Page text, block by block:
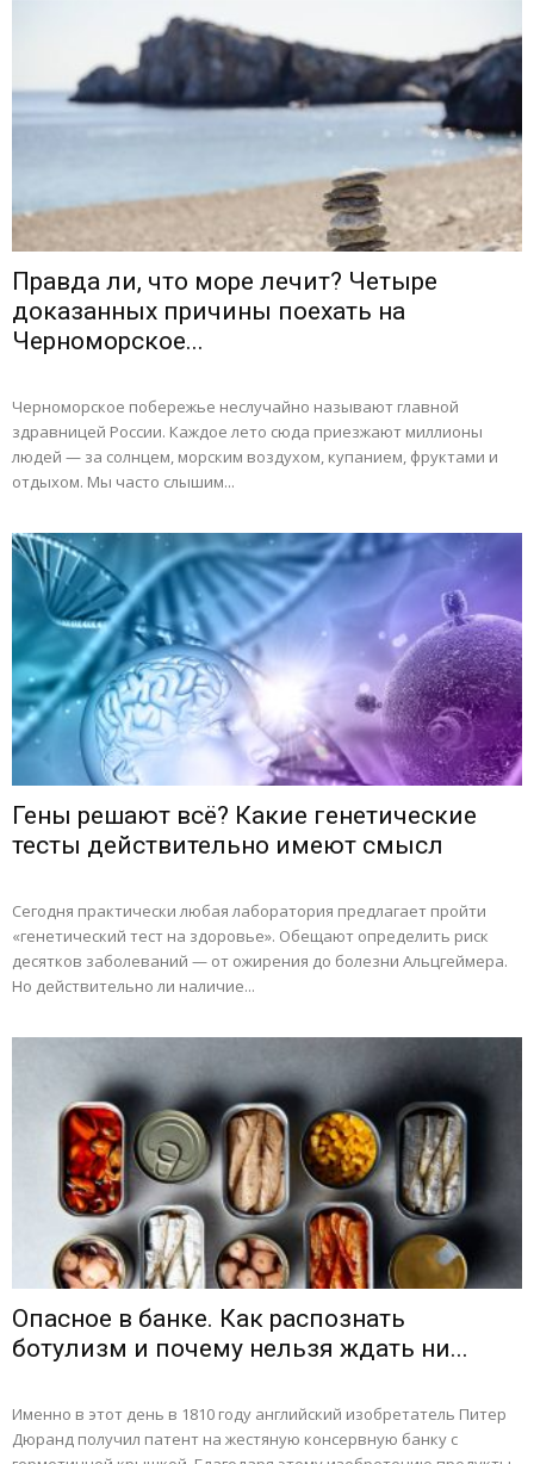
Правда ли, что море лечит? Четыре
доказанных причины поехать на
Черноморское...
Черноморское побережье неслучайно называют главной
здравницей России. Каждое лето сюда приезжают миллионы
людей — за солнцем, морским воздухом, купанием, фруктами и
отдыхом. Мы часто слышим...
Гены решают всё? Какие генетические
тесты действительно имеют смысл
Сегодня практически любая лаборатория предлагает пройти
«генетический тест на здоровье». Обещают определить риск
десятков заболеваний — от ожирения до болезни Альцгеймера.
Но действительно ли наличие...
Опасное в банке. Как распознать
ботулизм и почему нельзя ждать ни...
Именно в этот день в 1810 году английский изобретатель Питер
Дюранд получил патент на жестяную консервную банку с